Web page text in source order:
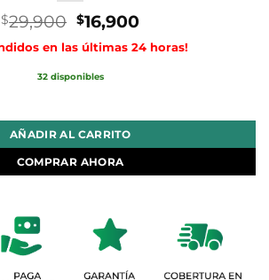
$29,900 El
precio
original
era:
$16,900El
precio
actual
en las últimas 24 horas!
32 disponibles
AÑADIR AL CARRITO
COMPRAR AHORA